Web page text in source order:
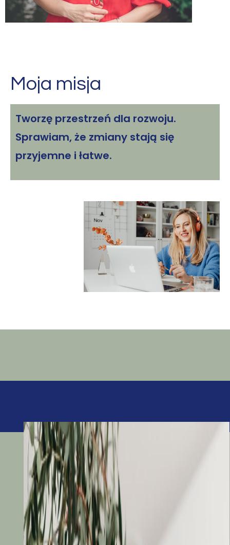
Moja misja
Tworzę przestrzeń dla rozwoju.
Sprawiam, że zmiany stają się
przyjemne i łatwe.